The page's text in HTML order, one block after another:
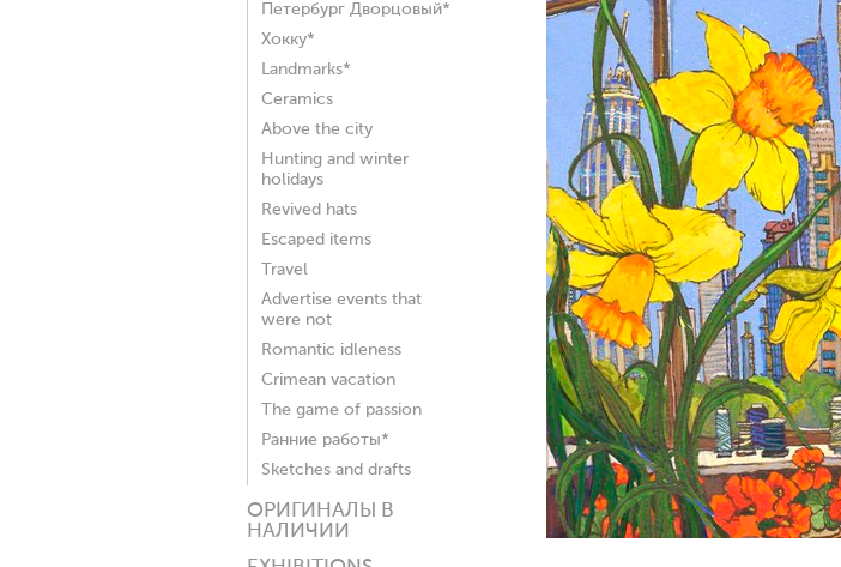
Петербург Дворцовый*
Хокку*
Landmarks*
Ceramics
Above the city
Hunting and winter
holidays
Revived hats
Escaped items
Travel
Advertise events that
were not
Romantic idleness
Crimean vacation
The game of passion
Ранние работы*
Sketches and drafts
ОРИГИНАЛЫ В
НАЛИЧИИ